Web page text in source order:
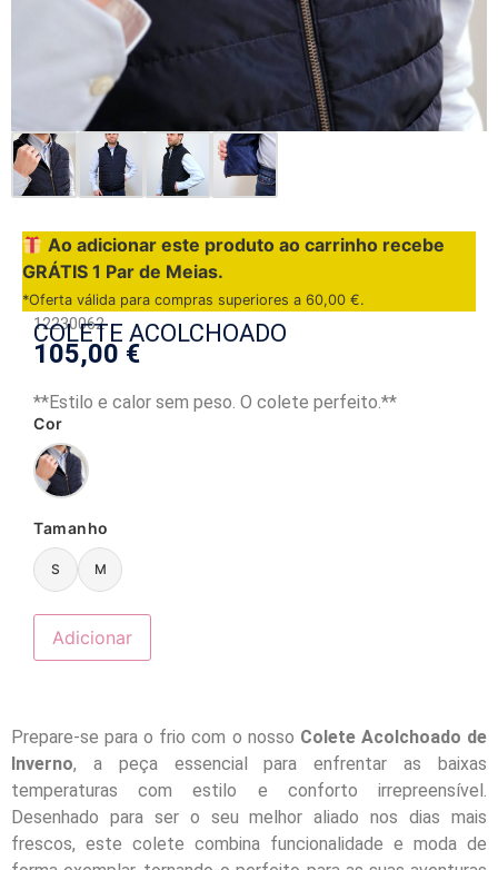
Ao adicionar este produto ao carrinho recebe
GRÁTIS 1 Par de Meias.
*Oferta válida para compras superiores a 60,00 €.
12230062
COLETE ACOLCHOADO
105,00 €
**Estilo e calor sem peso. O colete perfeito.**
Cor
Tamanho
S M
Adicionar
Prepare-se para o frio com o nosso Colete Acolchoado de
Inverno, a peça essencial para enfrentar as baixas
temperaturas com estilo e conforto irrepreensível.
Desenhado para ser o seu melhor aliado nos dias mais
frescos, este colete combina funcionalidade e moda de